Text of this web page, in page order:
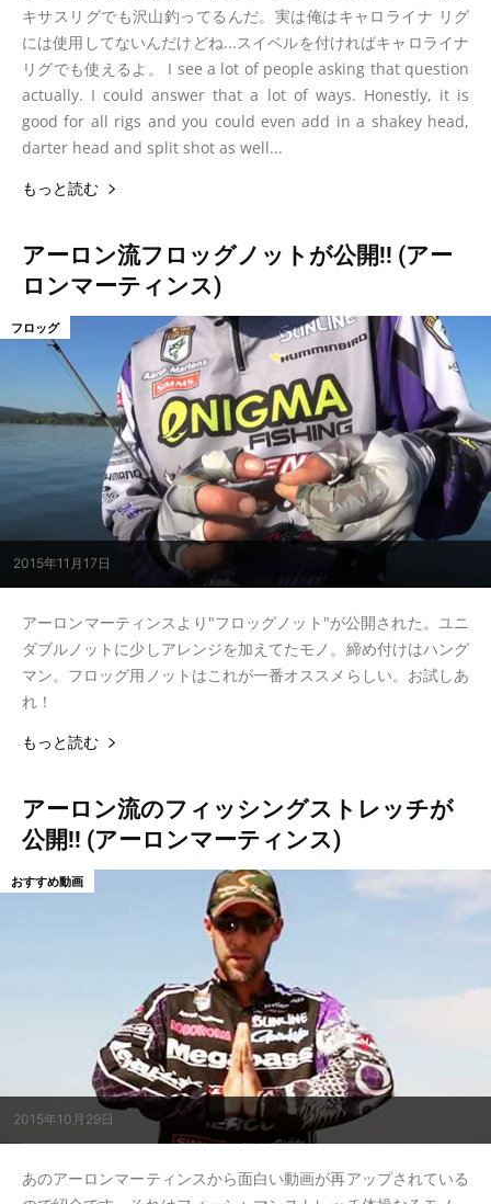
キサスリグでも沢山釣ってるんだ。実は俺はキャロライナ リグ
には使用してないんだけどね...スイベルを付ければキャロライナ
リグでも使えるよ。 I see a lot of people asking that question
actually. I could answer that a lot of ways. Honestly, it is
good for all rigs and you could even add in a shakey head,
darter head and split shot as well...
もっと読む
アーロン流フロッグノットが公開!! (アー
ロンマーティンス)
2015年11月17日
フロッグ
アーロンマーティンスより"フロッグノット"が公開された。ユニ
ダブルノットに少しアレンジを加えてたモノ。締め付けはハング
マン。フロッグ用ノットはこれが一番オススメらしい。お試しあ
れ！
もっと読む
アーロン流のフィッシングストレッチが
公開!! (アーロンマーティンス)
2015年10月29日
おすすめ動画
あのアーロンマーティンスから面白い動画が再アップされている